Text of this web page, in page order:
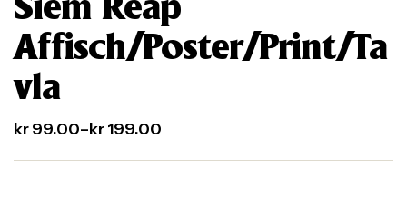
Siem Reap
Affisch/Poster/Print/Ta
vla
kr99.00–kr199.00